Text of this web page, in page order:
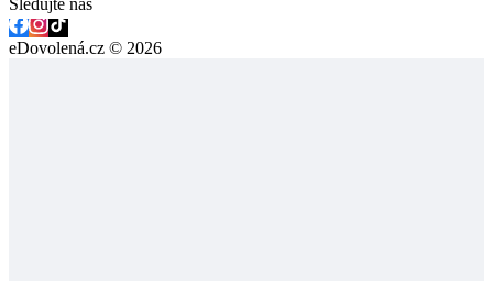
Sledujte nás
eDovolená.cz © 2026